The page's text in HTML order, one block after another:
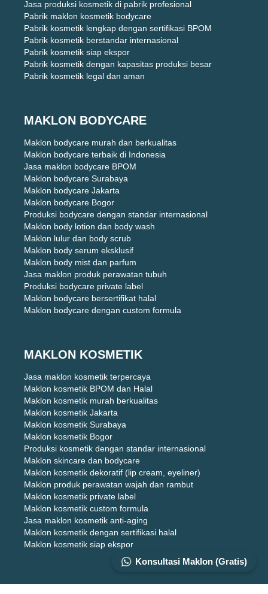
Jasa produksi kosmetik di pabrik profesional
Pabrik maklon kosmetik bodycare
Pabrik kosmetik lengkap dengan sertifikasi BPOM
Pabrik kosmetik berstandar internasional
Pabrik kosmetik siap ekspor
Pabrik kosmetik dengan kapasitas produksi besar
Pabrik kosmetik legal dan aman
MAKLON BODYCARE
Maklon bodycare murah dan berkualitas
Maklon bodycare terbaik di Indonesia
Jasa maklon bodycare BPOM
Maklon bodycare Surabaya
Maklon bodycare Jakarta
Maklon bodycare Bogor
Produksi bodycare dengan standar internasional
Maklon body lotion dan body wash
Maklon lulur dan body scrub
Maklon body serum eksklusif
Maklon body mist dan parfum
Jasa maklon produk perawatan tubuh
Produksi bodycare private label
Maklon bodycare bersertifikat halal
Maklon bodycare dengan custom formula
MAKLON KOSMETIK
Jasa maklon kosmetik terpercaya
Maklon kosmetik BPOM dan Halal
Maklon kosmetik murah berkualitas
Maklon kosmetik Jakarta
Maklon kosmetik Surabaya
Maklon kosmetik Bogor
Produksi kosmetik dengan standar internasional
Maklon skincare dan bodycare
Maklon kosmetik dekoratif (lip cream, eyeliner)
Maklon produk perawatan wajah dan rambut
Maklon kosmetik private label
Maklon kosmetik custom formula
Jasa maklon kosmetik anti-aging
Maklon kosmetik dengan sertifikasi halal
Maklon kosmetik siap ekspor
Konsultasi Maklon (Gratis)